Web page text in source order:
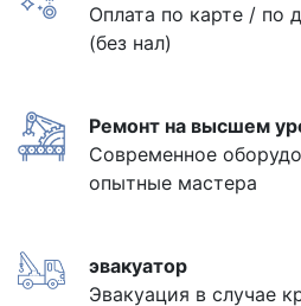
Оплата по карте / по
(без нал)
Ремонт на высшем
Современное
опытные мастера
эвакуатор
Эвакуация в случае